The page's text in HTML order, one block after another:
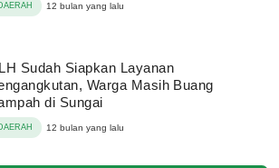
12 bulan yang lalu
Sudah Siapkan Layanan
Warga Masih Buang
di Sungai
12 bulan yang lalu